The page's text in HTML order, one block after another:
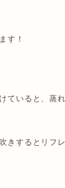
す！
ていると、蒸
きするとリフ